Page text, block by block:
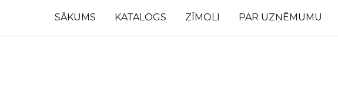
SĀKUMS KATALOGS ZĪMOLI PAR UZŅĒMUMU